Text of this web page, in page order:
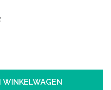
WINKELWAGEN